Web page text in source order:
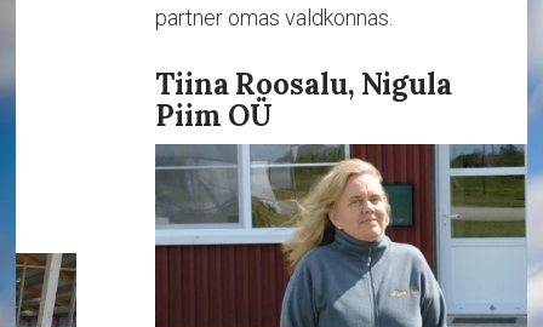
partner omas valdkonnas.
Tiina Roosalu, Nigula
Piim OÜ